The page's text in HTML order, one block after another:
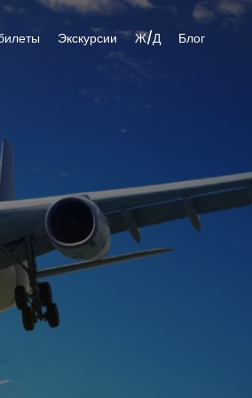
Экскурсии Ж/Д Блог